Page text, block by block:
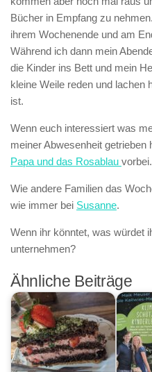
Bücher in Empfang zu
ihrem Wochenende und am
Während ich dann mein
die Kinder ins Bett und mein
kleine Weile reden und lachen
ist.
Wenn euch interessiert was
meiner Abwesenheit
Papa und das Rosablau vorbei.
Wie andere Familien das
wie immer bei Susanne.
Wenn ihr könntet, was würdet
unternehmen?
Ähnliche Beiträge